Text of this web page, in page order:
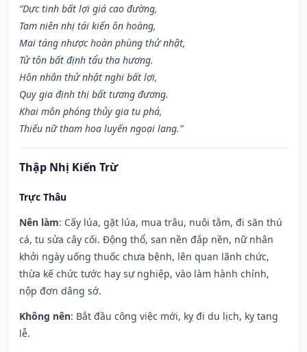
“Dực tinh bất lợi giá cao đường,
Tam niên nhị tái kiến ôn hoàng,
Mai táng nhược hoàn phùng thử nhật,
Tử tôn bất định tẩu tha hương.
Hôn nhân thử nhật nghi bất lợi,
Quy gia định thị bất tương đương.
Khai môn phóng thủy gia tu phá,
Thiếu nữ tham hoa luyến ngoại lang.”
Thập Nhị Kiến Trừ
Trực Thâu
Nên làm: Cấy lúa, gặt lúa, mua trâu, nuôi tằm, đi săn thú
cá, tu sửa cây cối. Động thổ, san nền đắp nền, nữ nhân
khởi ngày uống thuốc chưa bệnh, lên quan lãnh chức,
thừa kế chức tước hay sự nghiệp, vào làm hành chính,
nộp đơn dâng sớ.
Không nên: Bắt đầu công việc mới, kỵ đi du lịch, kỵ tang
lễ.